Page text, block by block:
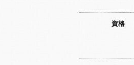
資格